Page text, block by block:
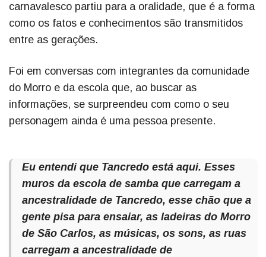
carnavalesco partiu para a oralidade, que é a forma
como os fatos e conhecimentos são transmitidos
entre as gerações.
Foi em conversas com integrantes da comunidade
do Morro e da escola que, ao buscar as
informações, se surpreendeu com como o seu
personagem ainda é uma pessoa presente.
Eu entendi que Tancredo está aqui. Esses
muros da escola de samba que carregam a
ancestralidade de Tancredo, esse chão que a
gente pisa para ensaiar, as ladeiras do Morro
de São Carlos, as músicas, os sons, as ruas
carregam a ancestralidade de